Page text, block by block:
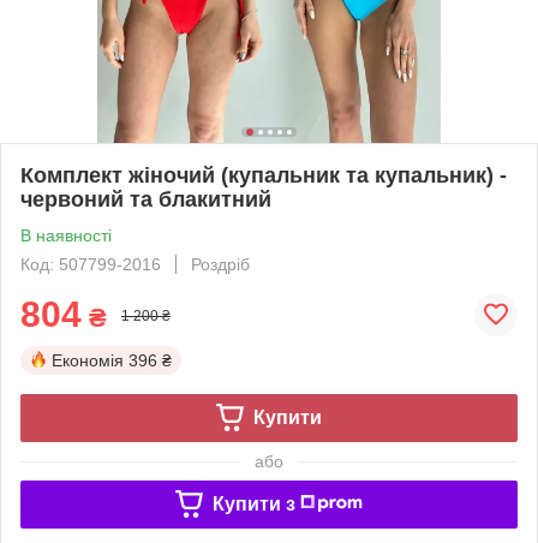
Комплект жіночий (купальник та купальник) -
червоний та блакитний
В наявності
Код: 507799-2016
Роздріб
804 ₴ 1 200 ₴
Економія 396 ₴
Купити
або
Купити з